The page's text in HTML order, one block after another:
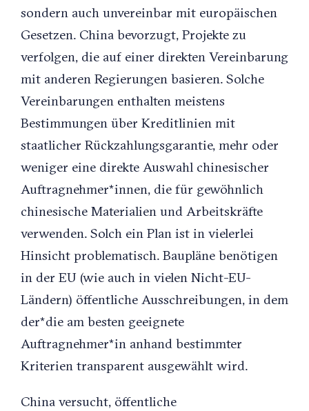
sondern auch unvereinbar mit europäischen
Gesetzen. China bevorzugt, Projekte zu
verfolgen, die auf einer direkten Vereinbarung
mit anderen Regierungen basieren. Solche
Vereinbarungen enthalten meistens
Bestimmungen über Kreditlinien mit
staatlicher Rückzahlungsgarantie, mehr oder
weniger eine direkte Auswahl chinesischer
Auftragnehmer*innen, die für gewöhnlich
chinesische Materialien und Arbeitskräfte
verwenden. Solch ein Plan ist in vielerlei
Hinsicht problematisch. Baupläne benötigen
in der EU (wie auch in vielen Nicht-EU-
Ländern) öffentliche Ausschreibungen, in dem
der*die am besten geeignete
Auftragnehmer*in anhand bestimmter
Kriterien transparent ausgewählt wird.
China versucht, öffentliche